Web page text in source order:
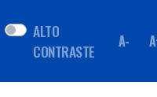
ALTO
CONTRASTE
A-